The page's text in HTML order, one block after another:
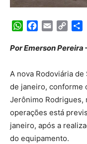
WhatsApp
Facebook
Email Copy
Por Emerson Pereira
A nova Rodoviária
de janeiro, conforme
Jerônimo Rodrigues,
operações está
janeiro, após a
do equipamento.